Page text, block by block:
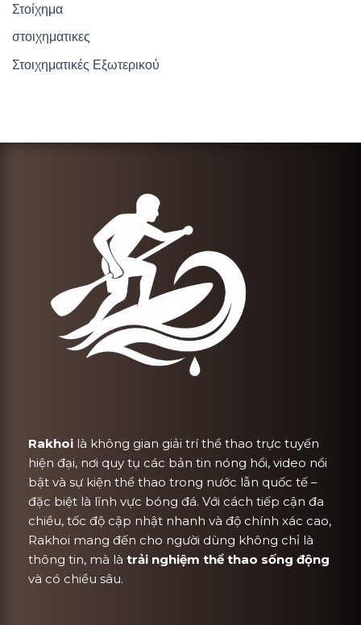
Στοίχημα
στοιχηματικες
Στοιχηματικές Εξωτερικού
Rakhoi là không gian giải trí thể thao trực tuyến
hiện đại, nơi quy tụ các bản tin nóng hổi, video nổi
bật và sự kiện thể thao trong nước lẫn quốc tế –
đặc biệt là lĩnh vực bóng đá. Với cách tiếp cận đa
chiều, tốc độ cập nhật nhanh và độ chính xác cao,
Rakhoi mang đến cho người dùng không chỉ là
thông tin, mà là trải nghiệm thể thao sống động
và có chiều sâu.